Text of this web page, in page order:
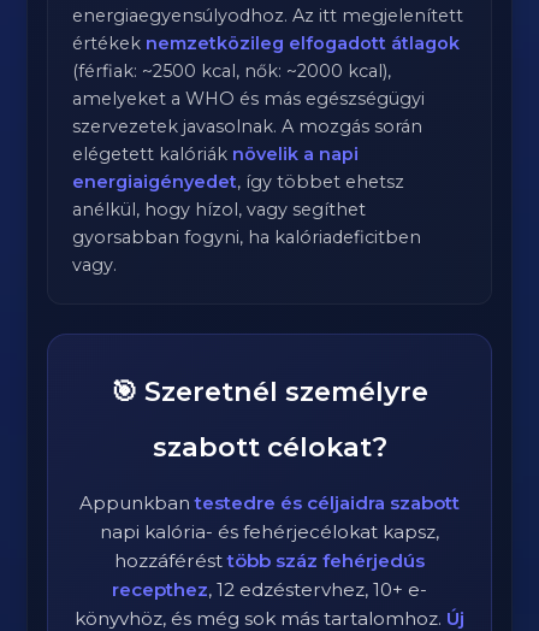
energiaegyensúlyodhoz. Az itt megjelenített
értékek nemzetközileg elfogadott átlagok
(férfiak: ~2500 kcal, nők: ~2000 kcal),
amelyeket a WHO és más egészségügyi
szervezetek javasolnak. A mozgás során
elégetett kalóriák növelik a napi
energiaigényedet, így többet ehetsz
anélkül, hogy hízol, vagy segíthet
gyorsabban fogyni, ha kalóriadeficitben
vagy.
🎯 Szeretnél személyre
szabott célokat?
Appunkbantestedre és céljaidra szabott
napi kalória- és fehérjecélokat kapsz,
hozzáférésttöbb száz fehérjedús
recepthez, 12 edzéstervhez, 10+ e-
könyvhöz, és még sok más tartalomhoz. Új